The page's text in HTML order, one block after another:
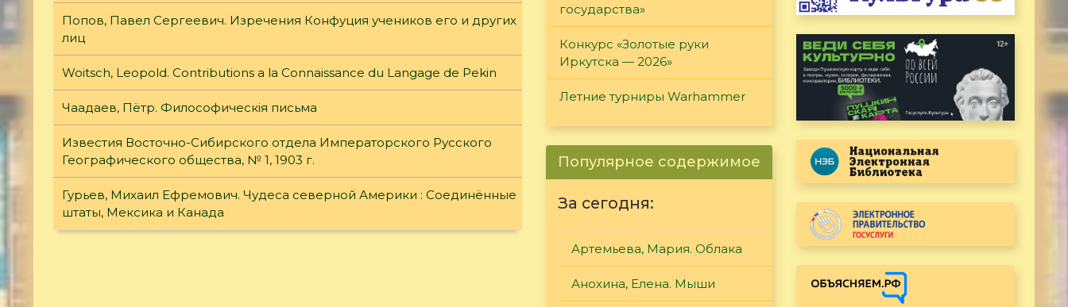
Попов, Павел Сергеевич. Изречения Конфуция учеников его и других
лиц
Woitsch, Leopold. Contributions a la Connaissance du Langage de Pekin
Чаадаев, Пётр. Философическiя письма
Известия Восточно-Сибирского отдела Императорского Русского
Географического общества, № 1, 1903 г.
Гурьев, Михаил Ефремович. Чудеса северной Америки : Соединённые
штаты, Мексика и Канада
государства»
Конкурс «Золотые руки
Иркутска — 2026»
Летние турниры Warhammer
Популярное содержимое
За сегодня:
Артемьева, Мария. Облака
Анохина, Елена. Мыши